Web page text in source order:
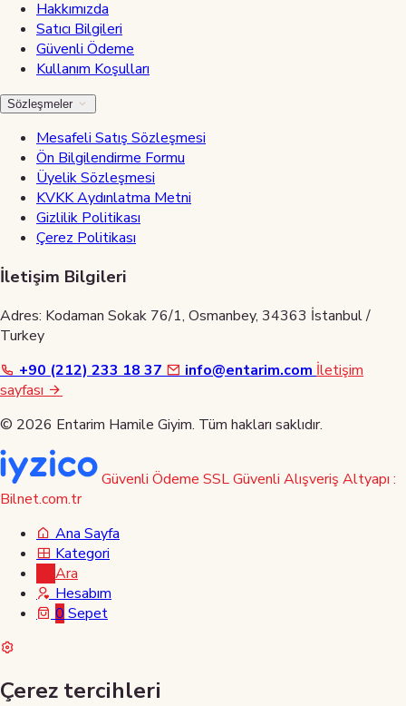
Hakkımızda
Satıcı Bilgileri
Güvenli Ödeme
Kullanım Koşulları
Sözleşmeler
Mesafeli Satış Sözleşmesi
Ön Bilgilendirme Formu
Üyelik Sözleşmesi
KVKK Aydınlatma Metni
Gizlilik Politikası
Çerez Politikası
İletişim Bilgileri
Adres: Kodaman Sokak 76/1, Osmanbey, 34363 İstanbul /
Turkey
+90 (212) 233 18 37
info@entarim.com İletişim
sayfası
© 2026 Entarim Hamile Giyim. Tüm hakları saklıdır.
Güvenli Ödeme SSL Güvenli Alışveriş Altyapı :
Bilnet.com.tr
Ana Sayfa
Kategori
Ara
Hesabım
0 Sepet
Çerez tercihleri